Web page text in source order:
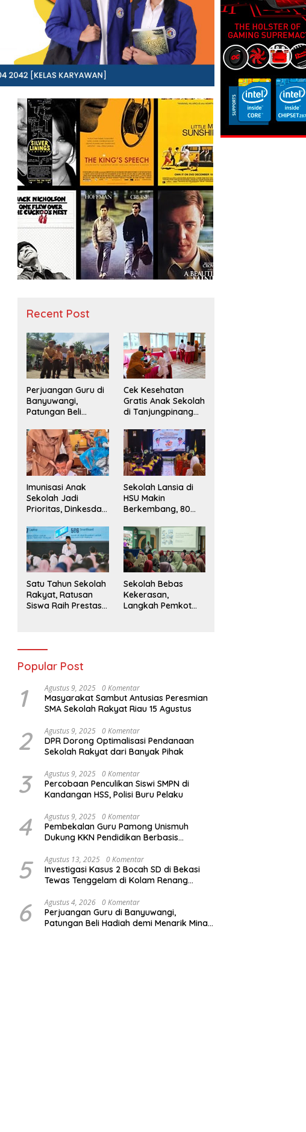
Recent Post
Perjuangan Guru di
Banyuwangi,
Patungan Beli
Menarik Minat Siswa
ke SD Negeri
Cek Kesehatan
Gratis Anak Sekolah
di Tanjungpinang
Siswa
Imunisasi Anak
Sekolah Jadi
Prioritas, Dinkesda
Monitoring BIAS
2026
Sekolah Lansia di
HSU Makin
Berkembang, 80
Wisuda Tahun Ini
Satu Tahun Sekolah
Rakyat, Ratusan
Siswa Raih Prestasi
Sekolah Bebas
Kekerasan,
Langkah Pemkot
Popular Post
1 Agustus 9, 2025 0 Komentar
Masyarakat Sambut Antusias Peresmian
SMA Sekolah Rakyat Riau 15 Agustus
2 Agustus 9, 2025 0 Komentar
DPR Dorong Optimalisasi Pendanaan
Sekolah Rakyat dari Banyak Pihak
3 Agustus 9, 2025 0 Komentar
Percobaan Penculikan Siswi SMPN di
Kandangan HSS, Polisi Buru Pelaku
4 Agustus 9, 2025 0 Komentar
Pembekalan Guru Pamong Unismuh
Dukung KKN Pendidikan Berbasis
5 Agustus 13, 2025 0 Komentar
Investigasi Kasus 2 Bocah SD di Bekasi
Tewas Tenggelam di Kolam Renang
6 Agustus 4, 2026 0 Komentar
Perjuangan Guru di Banyuwangi,
Patungan Beli Hadiah demi Menarik Minat